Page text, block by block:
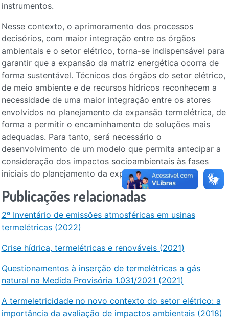
instrumentos.
Nesse contexto, o aprimoramento dos processos
decisórios, com maior integração entre os órgãos
ambientais e o setor elétrico, torna-se indispensável para
garantir que a expansão da matriz energética ocorra de
forma sustentável. Técnicos dos órgãos do setor elétrico,
de meio ambiente e de recursos hídricos reconhecem a
necessidade de uma maior integração entre os atores
envolvidos no planejamento da expansão termelétrica, de
forma a permitir o encaminhamento de soluções mais
adequadas. Para tanto, será necessário o
desenvolvimento de um modelo que permita antecipar a
consideração dos impactos socioambientais às fases
iniciais do planejamento da expansão termelétrica.
Publicações relacionadas
2º Inventário de emissões atmosféricas em usinas
termelétricas (2022)
Crise hídrica, termelétricas e renováveis (2021)
Questionamentos à inserção de termelétricas a gás
natural na Medida Provisória 1.031/2021 (2021)
A termeletricidade no novo contexto do setor elétrico: a
importância da avaliação de impactos ambientais (2018)